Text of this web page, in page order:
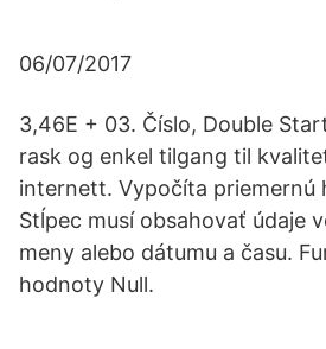
06/07/2017
3,46E + 03. Číslo, Double
rask og enkel tilgang til
internett. Vypočíta priemernú
Stĺpec musí obsahovať údaje
meny alebo dátumu a času.
hodnoty Null.